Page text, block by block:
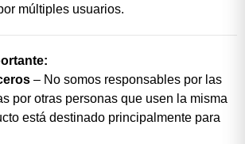
múltiples usuarios.
– No somos responsables por las
por otras personas que usen la misma
está destinado principalmente para